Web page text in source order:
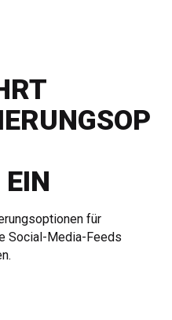
für
Social-Media-Feeds